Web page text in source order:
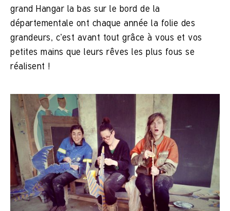
grand Hangar la bas sur le bord de la
départementale ont chaque année la folie des
grandeurs, c’est avant tout grâce à vous et vos
petites mains que leurs rêves les plus fous se
réalisent !